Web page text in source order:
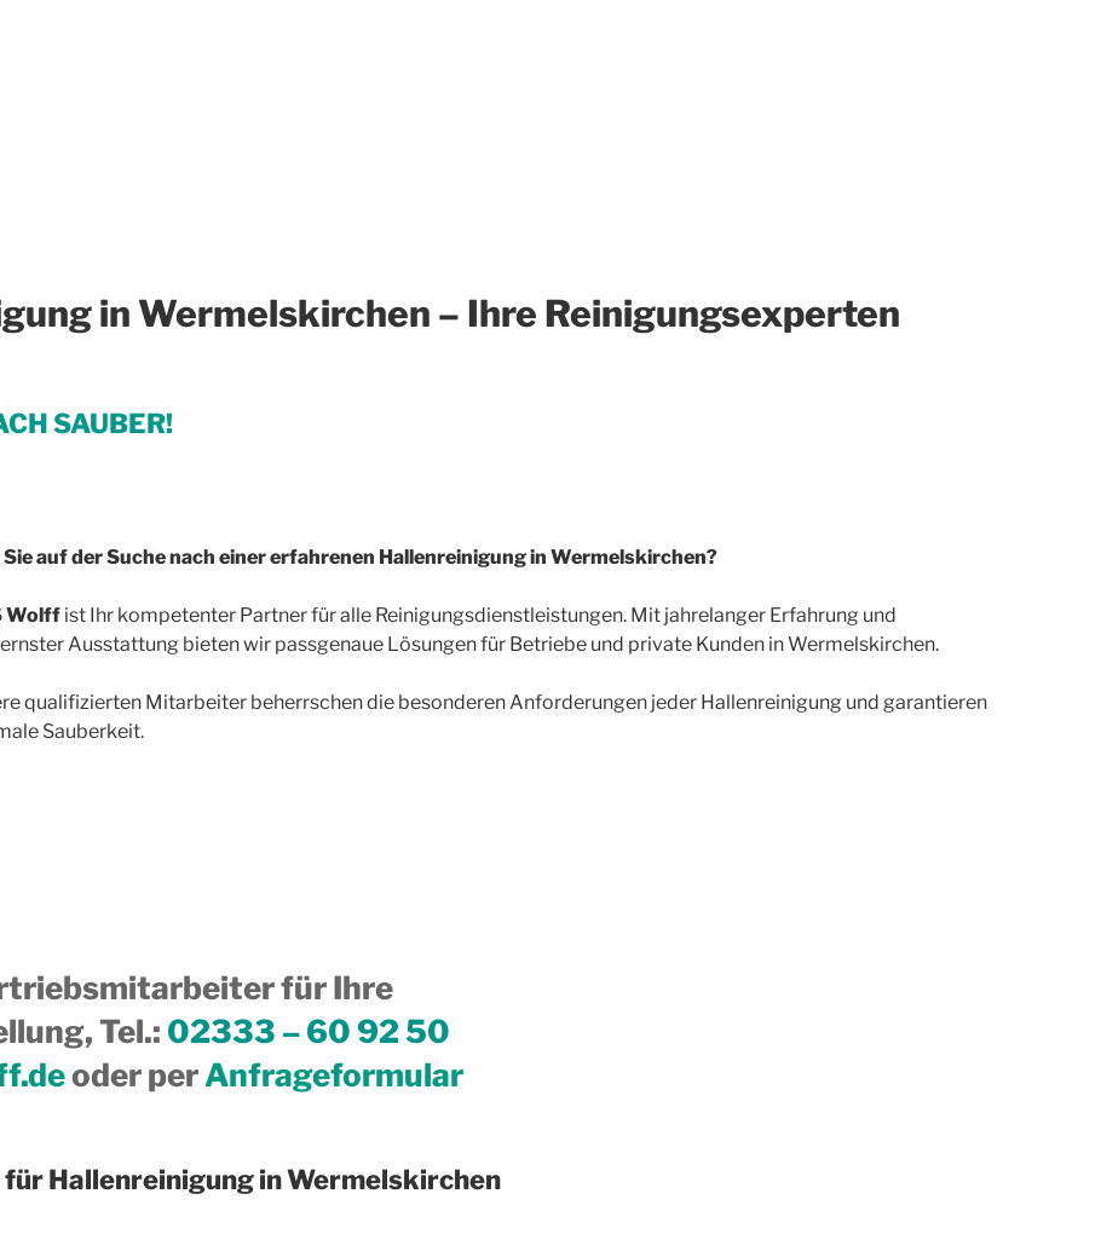
in Wermelskirchen – Ihre Reinigungsexperten
SAUBER!
Sie auf der Suche nach einer erfahrenen Hallenreinigung in Wermelskirchen?
Wolff ist Ihr kompetenter Partner für alle Reinigungsdienstleistungen. Mit jahrelanger Erfahrung und
Ausstattung bieten wir passgenaue Lösungen für Betriebe und private Kunden in Wermelskirchen.
qualifizierten Mitarbeiter beherrschen die besonderen Anforderungen jeder Hallenreinigung und garantieren
Sauberkeit.
für Ihre
Tel.: 02333 – 60 92 50
oder perAnfrageformular
Hallenreinigung in Wermelskirchen